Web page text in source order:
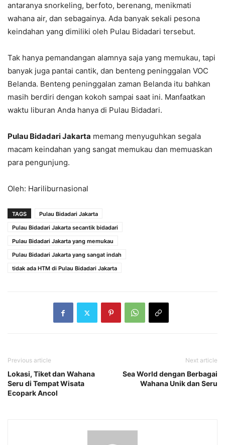
antaranya snorkeling, berfoto, berenang, menikmati
wahana air, dan sebagainya. Ada banyak sekali pesona
keindahan yang dimiliki oleh Pulau Bidadari tersebut.
Tak hanya pemandangan alamnya saja yang memukau, tapi
banyak juga pantai cantik, dan benteng peninggalan VOC
Belanda. Benteng peninggalan zaman Belanda itu bahkan
masih berdiri dengan kokoh sampai saat ini. Manfaatkan
waktu liburan Anda hanya di Pulau Bidadari.
Pulau Bidadari Jakarta memang menyuguhkan segala
macam keindahan yang sangat memukau dan memuaskan
para pengunjung.
Oleh: Hariliburnasional
TAGS
Pulau Bidadari Jakarta
Pulau Bidadari Jakarta secantik bidadari
Pulau Bidadari Jakarta yang memukau
Pulau Bidadari Jakarta yang sangat indah
tidak ada HTM di Pulau Bidadari Jakarta
Previous article
Lokasi, Tiket dan Wahana
Seru di Tempat Wisata
Ecopark Ancol
Next article
Sea World dengan Berbagai
Wahana Unik dan Seru